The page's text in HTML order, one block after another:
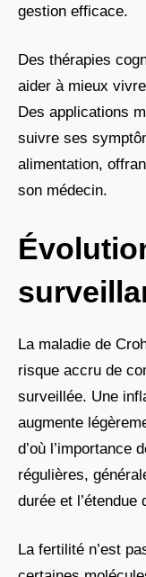
gestion efficace.
Des thérapies
aider à mieux
Des applications
suivre ses
alimentation,
son médecin.
La maladie de
risque accru de
surveillée. Une
augmente
d’où l’importance
régulières,
durée et l’étendue
La fertilité n’est